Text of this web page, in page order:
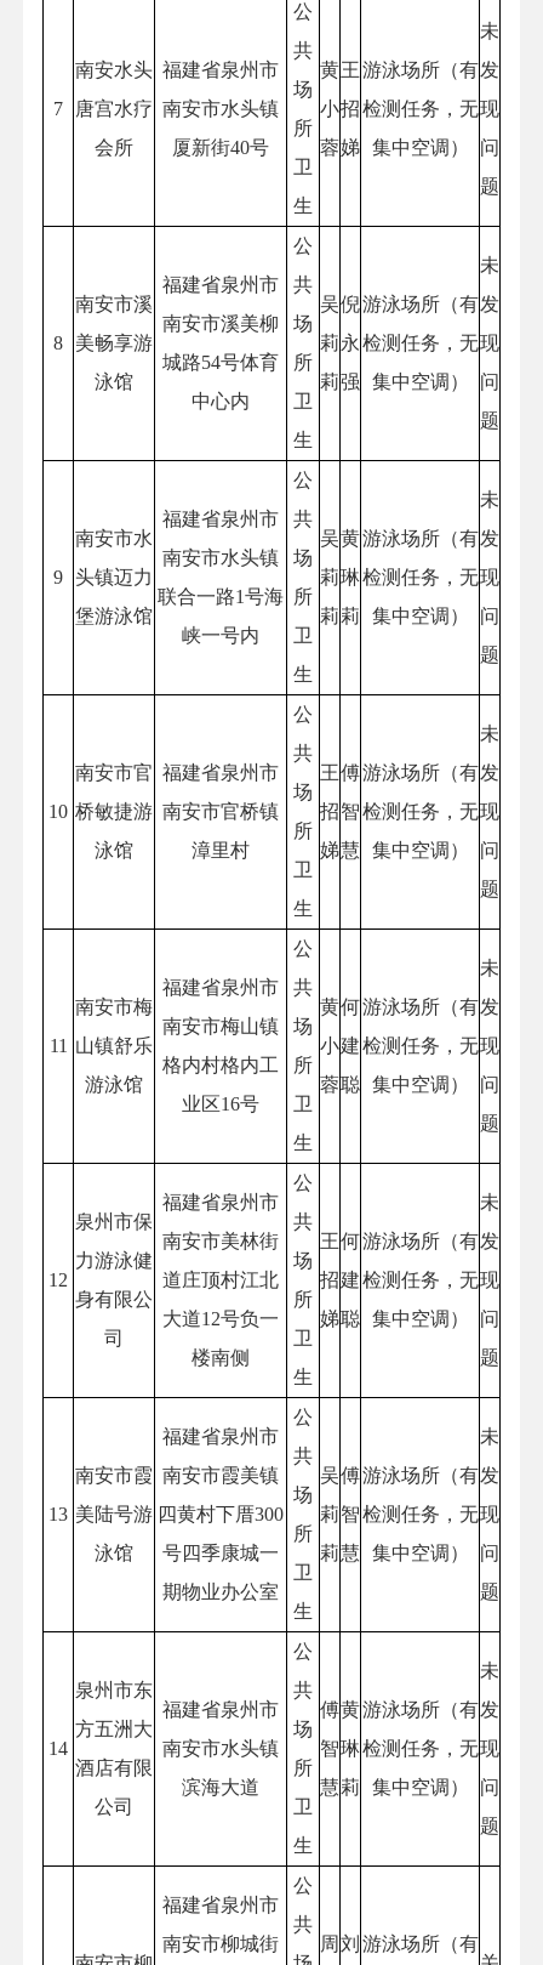
7
南安水头
唐宫水疗
会所
福建省泉州市
南安市水头镇
厦新街40号
公
共
场
所
卫
生
黄
小
蓉
王
招
娣
游泳场所（有
检测任务，无
集中空调）
未
发
现
问
题
8
南安市溪
美畅享游
泳馆
福建省泉州市
南安市溪美柳
城路54号体育
中心内
公
共
场
所
卫
生
吴
莉
莉
倪
永
强
游泳场所（有
检测任务，无
集中空调）
未
发
现
问
题
9
南安市水
头镇迈力
堡游泳馆
福建省泉州市
南安市水头镇
联合一路1号海
峡一号内
公
共
场
所
卫
生
吴
莉
莉
黄
琳
莉
游泳场所（有
检测任务，无
集中空调）
未
发
现
问
题
10
南安市官
桥敏捷游
泳馆
福建省泉州市
南安市官桥镇
漳里村
公
共
场
所
卫
生
王
招
娣
傅
智
慧
游泳场所（有
检测任务，无
集中空调）
未
发
现
问
题
11
南安市梅
山镇舒乐
游泳馆
福建省泉州市
南安市梅山镇
格内村格内工
业区16号
公
共
场
所
卫
生
黄
小
蓉
何
建
聪
游泳场所（有
检测任务，无
集中空调）
未
发
现
问
题
12
泉州市保
力游泳健
身有限公
司
福建省泉州市
南安市美林街
道庄顶村江北
大道12号负一
楼南侧
公
共
场
所
卫
生
王
招
娣
何
建
聪
游泳场所（有
检测任务，无
集中空调）
未
发
现
问
题
13
南安市霞
美陆号游
泳馆
福建省泉州市
南安市霞美镇
四黄村下厝300
号四季康城一
期物业办公室
公
共
场
所
卫
生
吴
莉
莉
傅
智
慧
游泳场所（有
检测任务，无
集中空调）
未
发
现
问
题
14
泉州市东
方五洲大
酒店有限
公司
福建省泉州市
南安市水头镇
滨海大道
公
共
场
所
卫
生
傅
智
慧
黄
琳
莉
游泳场所（有
检测任务，无
集中空调）
未
发
现
问
题
福建省泉州市
南安市柳城街
公
共
周 刘 游泳场所（有